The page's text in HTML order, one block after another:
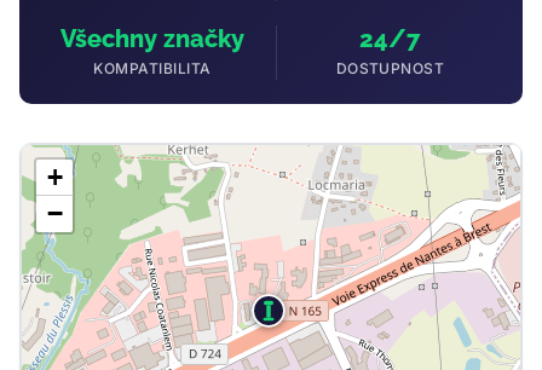
Všechny značky
KOMPATIBILITA
24/7
DOSTUPNOST
+
−